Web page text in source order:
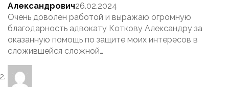
Александрович26.02.2024
Очень доволен работой и выражаю огромную
благодарность адвокату Коткову Александру за
оказанную помощь по защите моих интересов в
сложившейся сложной…